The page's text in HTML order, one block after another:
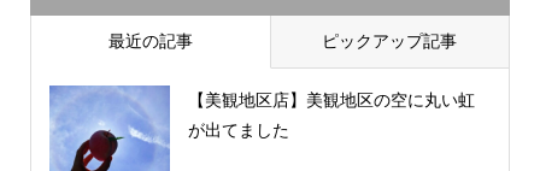
最近の記事 ピックアップ記事
【美観地区店】美観地区の空に丸い虹
が出てました